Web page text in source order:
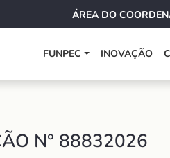
ÁREA DO
FUNPEC INOVAÇÃO
N° 88832026